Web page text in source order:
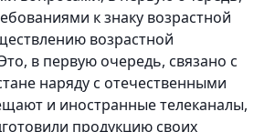
к знаку возрастной
возрастной
в первую очередь, связано с
наряду с отечественными
и иностранные телеканалы,
продукцию своих